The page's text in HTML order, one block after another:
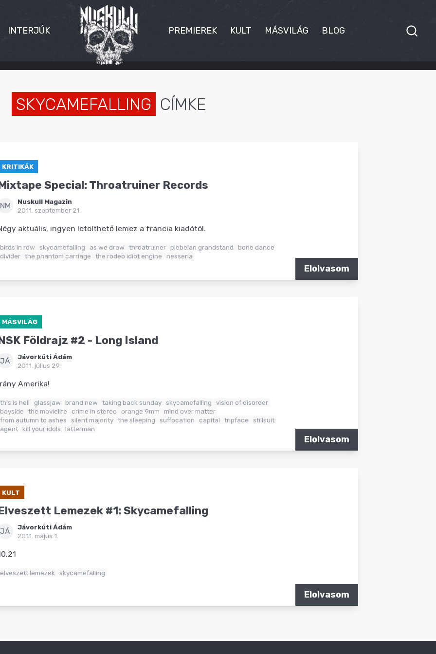
INTERJÚK PREMIEREK KULT MÁSVILÁG BLOG
SKYCAMEFALLING CÍMKE
KRITIKÁK
Special: Throatruiner Records
NM
Nuskull Magazin
2011. szeptember 21.
aktuális, ingyen letölthető lemez a francia kiadótól.
birds in row skycamefalling as we draw throatruiner plebeian grandstand
bone dance
divider the phantom carriage the rodeo idiot engine nesseria
Elolvasom
MÁSVILÁG
Földrajz #2 - Long Island
JÁ
Jávorkúti Ádám
2011. július 29.
Amerika!
this is hell glassjaw brand new taking back sunday skycamefalling
vision of disorder
bayside
the movielife crime in stereo orange 9mm
mind over matter
from autumn to ashes
silent majority the sleeping suffocation capital tripface
stillsuit
agent kill your idols latterman
Elolvasom
KULT
Lemezek #1: Skycamefalling
JÁ
Jávorkúti Ádám
2011. május 1.
elveszett lemezek skycamefalling
Elolvasom